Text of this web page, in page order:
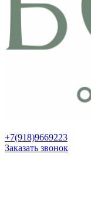
+7(918)9669223
Заказать звонок